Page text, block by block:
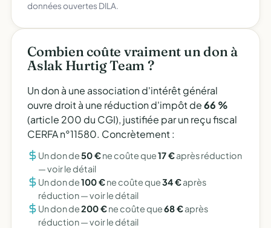
données ouvertes DILA.
Combien coûte vraiment un don à
Aslak Hurtig Team ?
Un don à une association d'intérêt général
ouvre droit à une réduction d'impôt de66 %
(article 200 du CGI), justifiée par un reçu fiscal
CERFA n°11580. Concrètement :
Un don de50 €ne coûte que17 €après réduction
—voir le détail
Un don de100 €ne coûte que34 €après
réduction —voir le détail
Un don de200 €ne coûte que68 €après
réduction —voir le détail